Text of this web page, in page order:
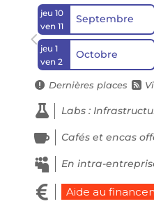
jeu 10
ven 11
Septembre
jeu 1
ven 2
Octobre
 Dernières places 
 Labs :
 Cafés et encas
 En intra-
 Aide au